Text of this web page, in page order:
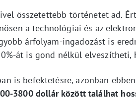
összetettebb történetet ad.
a technológiai és az
árfolyam-ingadozást is
át is gond nélkül
is befektetésre, azonban
3800 dollár között találhat